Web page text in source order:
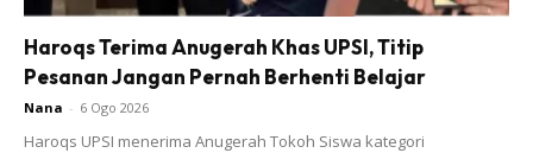
Haroqs Terima Anugerah Khas UPSI, Titip
Pesanan Jangan Pernah Berhenti Belajar
Nana - 6 Ogo 2026
Haroqs UPSI menerima Anugerah Tokoh Siswa kategori